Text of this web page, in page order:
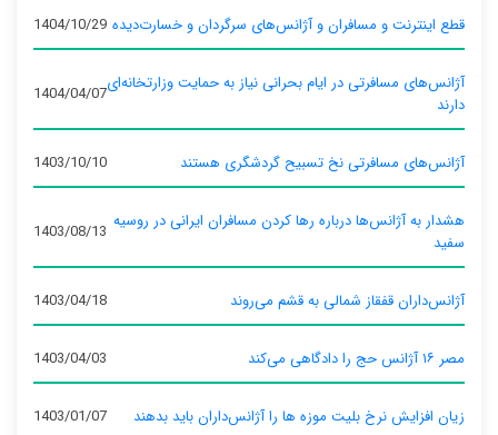
قطع اینترنت و مسافران و آژانس‌های سرگردان و خسارت‌دیده 1404/10/29
آژانس‌های مسافرتی در ایام بحرانی نیاز به حمایت وزارتخانه‌ای
دارند
1404/04/07
آژانس‌های مسافرتی نخ تسبیح گردشگری هستند 1403/10/10
هشدار به آژانس‌ها درباره رها کردن مسافران ایرانی در روسیه
سفید
1403/08/13
آژانس‌داران قفقاز شمالی به قشم می‌روند 1403/04/18
مصر ۱۶ آژانس حج را دادگاهی می‌کند 1403/04/03
زیان افزایش نرخ بلیت موزه ها را آژانس‌داران باید بدهند 1403/01/07